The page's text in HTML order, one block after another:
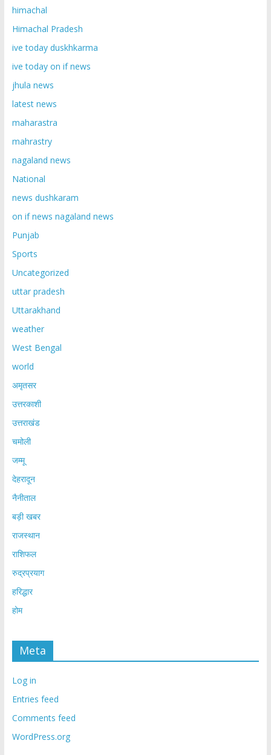
himachal
Himachal Pradesh
ive today duskhkarma
ive today on if news
jhula news
latest news
maharastra
mahrastry
nagaland news
National
news dushkaram
on if news nagaland news
Punjab
Sports
Uncategorized
uttar pradesh
Uttarakhand
weather
West Bengal
world
अमृतसर
उत्तरकाशी
उत्तराखंड
चमोली
जम्मू
देहरादून
नैनीताल
बड़ी खबर
राजस्थान
राशिफल
रुद्रप्रयाग
हरिद्धार
होम
Meta
Log in
Entries feed
Comments feed
WordPress.org